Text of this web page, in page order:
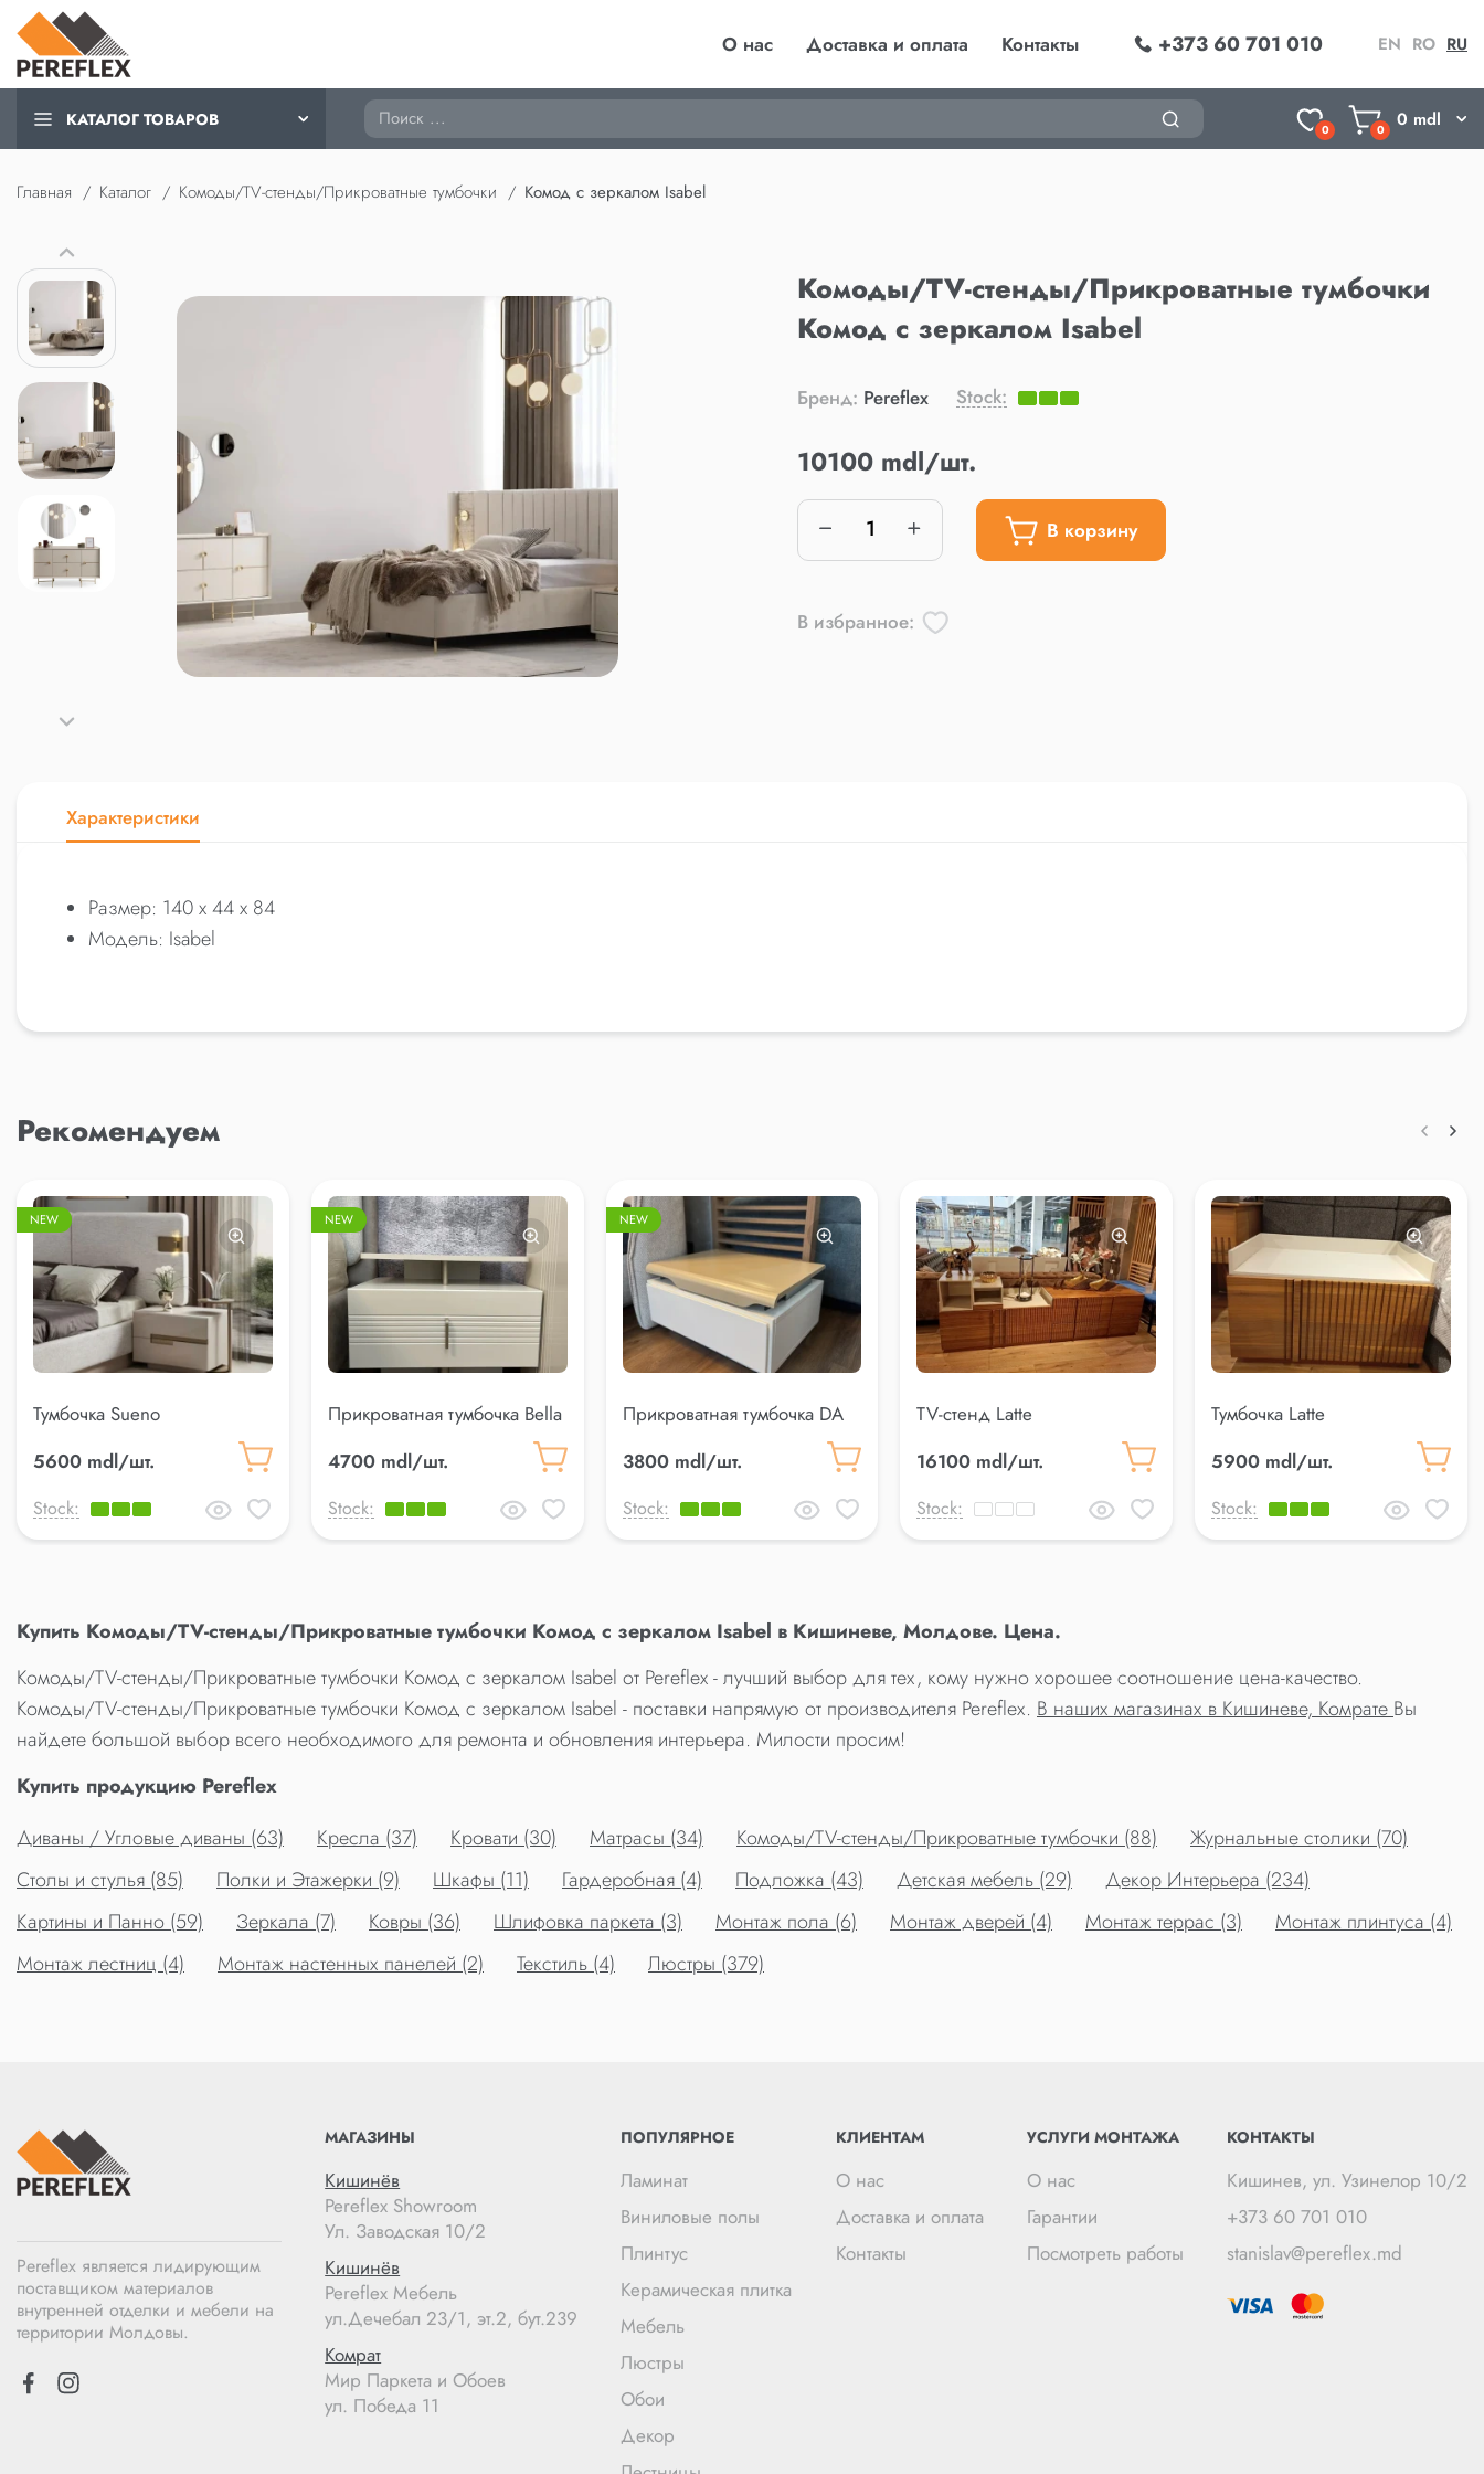
О нас Доставка и оплата Контакты +373 60 701 010 EN RO RU
КАТАЛОГ ТОВАРОВ Поиск
0 0 0 mdl
Главная Каталог Комоды/TV-стенды/Прикроватные тумбочки Комод с зеркалом Isabel
Комоды/TV-стенды/Прикроватные тумбочки
Комод с зеркалом Isabel
Бренд: Pereflex Stock:
10100 mdl/шт.
В корзину
В избранное:
Характеристики
Размер: 140 x 44 x 84
Модель: Isabel
Рекомендуем
NEW
Тумбочка Sueno
5600 mdl/шт.
Stock:
NEW
Прикроватная тумбочка Bella
4700 mdl/шт.
Stock:
NEW
Прикроватная тумбочка DA
3800 mdl/шт.
Stock:
TV-стенд Latte
16100 mdl/шт.
Stock:
Тумбочка Latte
5900 mdl/шт.
Stock:
Купить Комоды/TV-стенды/Прикроватные тумбочки Комод с зеркалом Isabel в Кишиневе, Молдове. Цена.
Комоды/TV-стенды/Прикроватные тумбочки Комод с зеркалом Isabel от Pereflex - лучший выбор для тех, кому нужно хорошее соотношение цена-качество.
Комоды/TV-стенды/Прикроватные тумбочки Комод с зеркалом Isabel - поставки напрямую от производителя Pereflex. В наших магазинах в Кишиневе, Комрате Вы
найдете большой выбор всего необходимого для ремонта и обновления интерьера. Милости просим!
Купить продукцию Pereflex
Диваны / Угловые диваны (63)
Кресла (37) Кровати (30) Матрасы (34) Комоды/TV-стенды/Прикроватные тумбочки (88)
Журнальные столики (70)
Столы и стулья (85)
Полки и Этажерки (9) Шкафы (11) Гардеробная (4) Подложка (43) Детская мебель (29)
Декор Интерьера (234)
Картины и Панно (59)
Зеркала (7) Ковры (36) Шлифовка паркета (3) Монтаж пола (6) Монтаж дверей (4) Монтаж террас (3)
Монтаж плинтуса (4)
Монтаж лестниц (4)
Монтаж настенных панелей (2) Текстиль (4) Люстры (379)
Pereflex является лидирующим
поставщиком материалов
внутренней отделки и мебели на
территории Молдовы.
МАГАЗИНЫ
Кишинёв
Pereflex Showroom
Ул. Заводская 10/2
Кишинёв
Pereflex Мебель
ул.Дечебал 23/1, эт.2, бут.239
Комрат
Мир Паркета и Обоев
ул. Победа 11
ПОПУЛЯРНОЕ
Ламинат
Виниловые полы
Плинтус
Керамическая плитка
Мебель
Люстры
Обои
Декор
КЛИЕНТАМ
О нас
Доставка и оплата
Контакты
УСЛУГИ МОНТАЖА
О нас
Гарантии
Посмотреть работы
КОНТАКТЫ
Кишинев, ул. Узинелор 10/2
+373 60 701 010
stanislav@pereflex.md